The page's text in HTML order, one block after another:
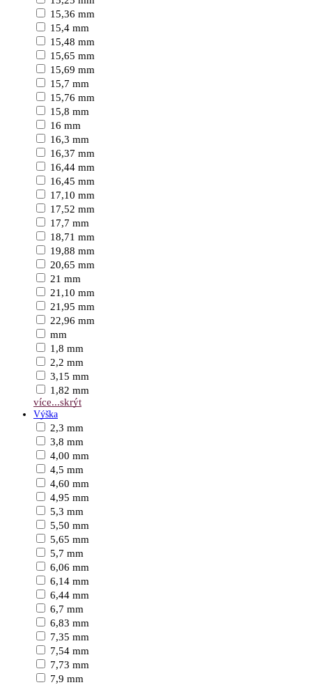
15,36 mm
15,4 mm
15,48 mm
15,65 mm
15,69 mm
15,7 mm
15,76 mm
15,8 mm
16 mm
16,3 mm
16,37 mm
16,44 mm
16,45 mm
17,10 mm
17,52 mm
17,7 mm
18,71 mm
19,88 mm
20,65 mm
21 mm
21,10 mm
21,95 mm
22,96 mm
mm
1,8 mm
2,2 mm
3,15 mm
1,82 mm
více...skrýt
Výška
2,3 mm
3,8 mm
4,00 mm
4,5 mm
4,60 mm
4,95 mm
5,3 mm
5,50 mm
5,65 mm
5,7 mm
6,06 mm
6,14 mm
6,44 mm
6,7 mm
6,83 mm
7,35 mm
7,54 mm
7,73 mm
7,9 mm